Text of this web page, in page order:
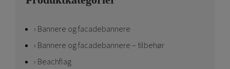
Bannere og facadebannere
Bannere og facadebannere – tilbehør
Beachflag